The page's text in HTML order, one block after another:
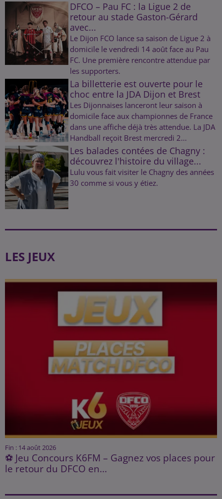
DFCO – Pau FC : la Ligue 2 de
retour au stade Gaston-Gérard
avec...
Le Dijon FCO lance sa saison de Ligue 2 à
domicile le vendredi 14 août face au Pau
FC. Une première rencontre attendue par
les supporters.
La billetterie est ouverte pour le
choc entre la JDA Dijon et Brest
Les Dijonnaises lanceront leur saison à
domicile face aux championnes de France
dans une affiche déjà très attendue. La JDA
Handball reçoit Brest mercredi 2...
Les balades contées de Chagny :
découvrez l'histoire du village...
Lulu vous fait visiter le Chagny des années
30 comme si vous y étiez.
LES JEUX
Fin : 14 août 2026
⚽ Jeu Concours K6FM – Gagnez vos places pour
le retour du DFCO en...